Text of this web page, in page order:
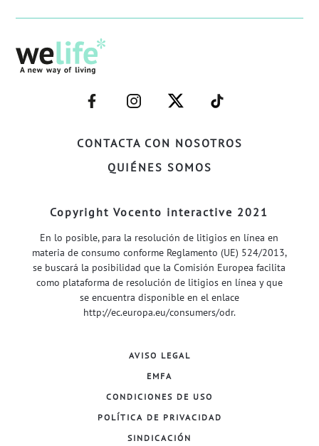
CONTACTA CON NOSOTROS
QUIÉNES SOMOS
–
FACEBOOK–
–
INSTAGRAM–
–
TWITTER–
–
WELIFE–
Copyright Vocento interactive 2021
En lo posible, para la resolución de litigios en línea en
materia de consumo conforme Reglamento (UE) 524/2013,
se buscará la posibilidad que la Comisión Europea facilita
como plataforma de resolución de litigios en línea y que
se encuentra disponible en el enlace
http://ec.europa.eu/consumers/odr.
AVISO LEGAL
EMFA
CONDICIONES DE USO
POLÍTICA DE PRIVACIDAD
SINDICACIÓN